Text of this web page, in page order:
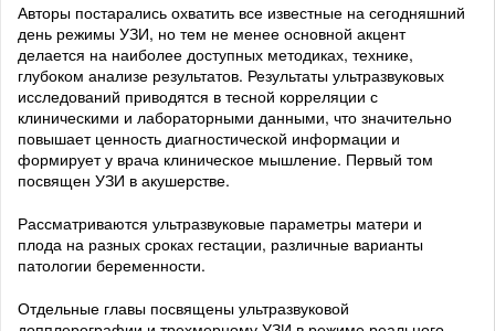
Авторы постарались охватить все известные на сегодняшний
день режимы УЗИ, но тем не менее основной акцент
делается на наиболее доступных методиках, технике,
глубоком анализе результатов. Результаты ультразвуковых
исследований приводятся в тесной корреляции с
клиническими и лабораторными данными, что значительно
повышает ценность диагностической информации и
формирует у врача клиническое мышление. Первый том
посвящен УЗИ в акушерстве.
Рассматриваются ультразвуковые параметры матери и
плода на разных сроках гестации, различные варианты
патологии беременности.
Отдельные главы посвящены ультразвуковой